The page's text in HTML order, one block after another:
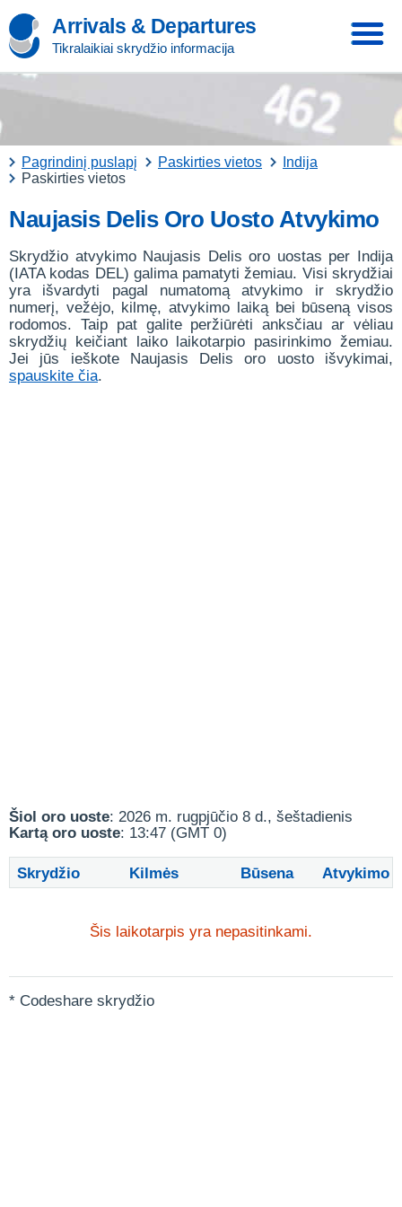
Arrivals & Departures
Tikralaikiai skrydžio informacija
Pagrindinį puslapį Paskirties vietos
Indija
Paskirties vietos
Naujasis Delis Oro Uosto Atvykimo
Skrydžio atvykimo Naujasis Delis oro uostas per Indija
(IATA kodas DEL) galima pamatyti žemiau. Visi skrydžiai
yra išvardyti pagal numatomą atvykimo ir skrydžio
numerį, vežėjo, kilmę, atvykimo laiką bei būseną visos
rodomos. Taip pat galite peržiūrėti anksčiau ar vėliau
skrydžių keičiant laiko laikotarpio pasirinkimo žemiau.
Jei jūs ieškote Naujasis Delis oro uosto išvykimai,
spauskite čia.
Šiol oro uoste: 2026 m. rugpjūčio 8 d., šeštadienis
Kartą oro uoste: 13:47 (GMT 0)
Skrydžio Kilmės Būsena Atvykimo
Šis laikotarpis yra nepasitinkami.
* Codeshare skrydžio